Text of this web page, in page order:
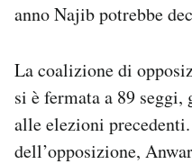
Hai bisogno di aiuto?
anno Najib potrebbe
La coalizione di
si è fermata a 89 seggi,
alle elezioni
dell’opposizione,